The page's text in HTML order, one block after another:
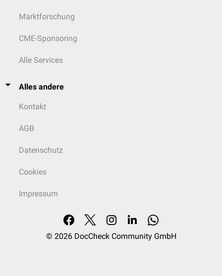
Marktforschung
CME-Sponsoring
Alle Services
Alles andere
Kontakt
AGB
Datenschutz
Cookies
Impressum
© 2026 DocCheck Community GmbH